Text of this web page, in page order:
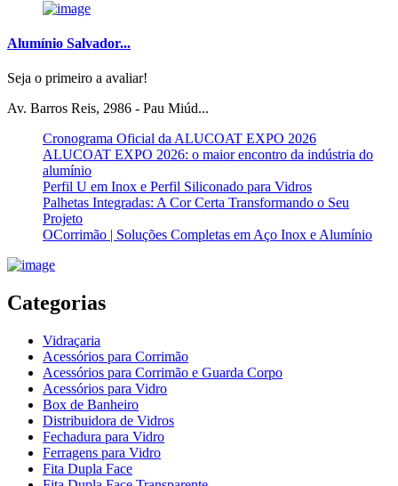
Alumínio Salvador...
Seja o primeiro a avaliar!
Av. Barros Reis, 2986 - Pau Miúd...
Cronograma Oficial da ALUCOAT EXPO 2026
ALUCOAT EXPO 2026: o maior encontro da indústria do
alumínio
Perfil U em Inox e Perfil Siliconado para Vidros
Palhetas Integradas: A Cor Certa Transformando o Seu
Projeto
OCorrimão | Soluções Completas em Aço Inox e Alumínio
Categorias
Vidraçaria
Acessórios para Corrimão
Acessórios para Corrimão e Guarda Corpo
Acessórios para Vidro
Box de Banheiro
Distribuidora de Vidros
Fechadura para Vidro
Ferragens para Vidro
Fita Dupla Face